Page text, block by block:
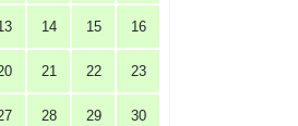
14 15 16
21 22 23
28 29 30